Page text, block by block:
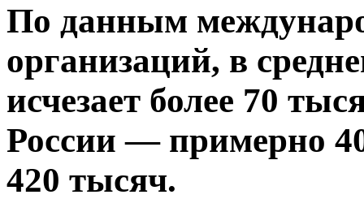
По данным
организаций, в
исчезает более 70
России — примерно
420 тысяч.